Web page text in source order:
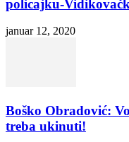
policajku-
januar 12, 2020
Boško Obradović:
treba ukinuti!